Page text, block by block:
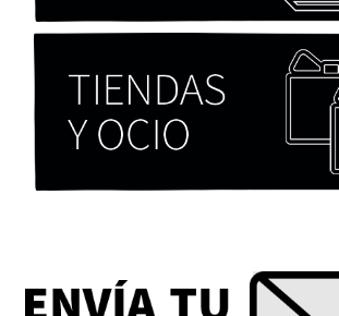
Chicas tristes de Fernanda Tovar